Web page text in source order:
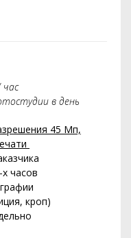
час
в день
45 Мп,
часов
кроп)